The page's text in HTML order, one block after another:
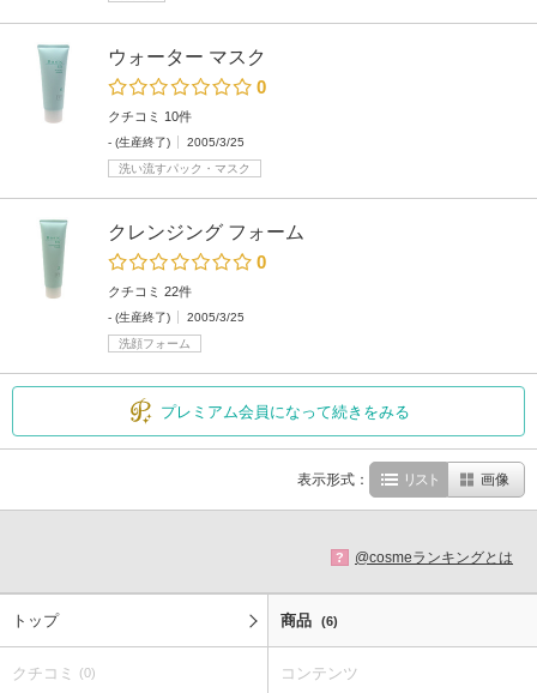
ウォーター マスク
0
クチコミ 10件
- (生産終了)
2005/3/25
洗い流すパック・マスク
クレンジング フォーム
0
クチコミ 22件
- (生産終了)
2005/3/25
洗顔フォーム
プレミアム会員になって続きをみる
表示形式： リスト 画像
? @cosmeランキングとは
トップ 商品 (6)
クチコミ (0) コンテンツ